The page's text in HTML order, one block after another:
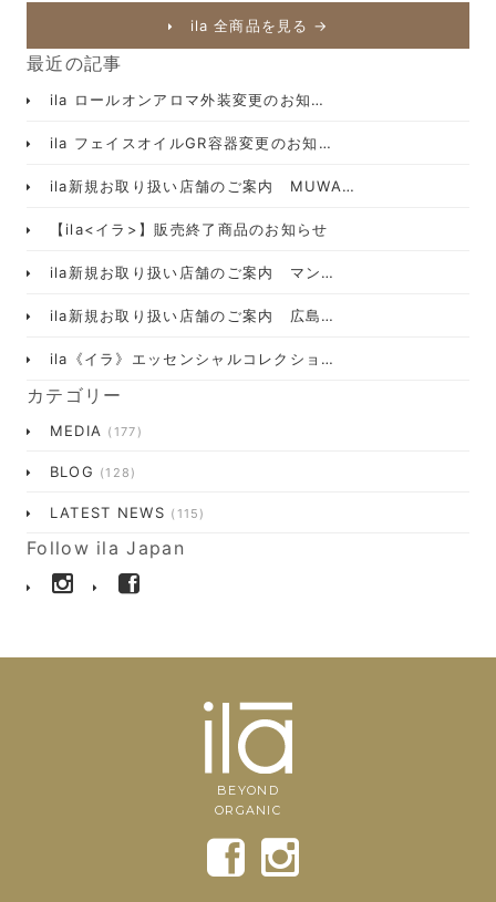
ila 全商品を見る →
最近の記事
ila ロールオンアロマ外装変更のお知…
ila フェイスオイルGR容器変更のお知…
ila新規お取り扱い店舗のご案内 MUWA…
【ila<イラ>】販売終了商品のお知らせ
ila新規お取り扱い店舗のご案内 マン…
ila新規お取り扱い店舗のご案内 広島…
ila《イラ》エッセンシャルコレクショ…
カテゴリー
MEDIA (177)
BLOG (128)
LATEST NEWS (115)
Follow ila Japan
BEYOND
ORGANIC